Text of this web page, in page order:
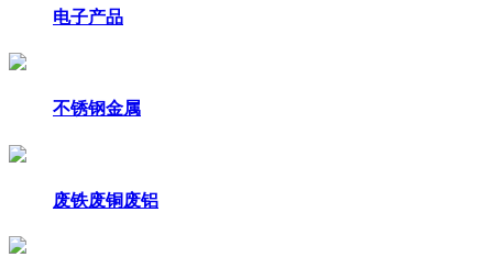
电子产品
不锈钢金属
废铁废铜废铝